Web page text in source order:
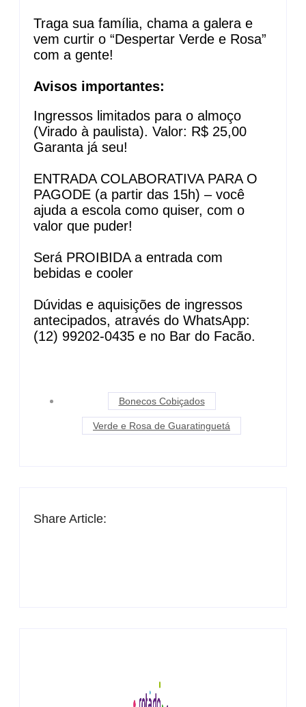
Traga sua família, chama a galera e
vem curtir o “Despertar Verde e Rosa”
com a gente!
Avisos importantes:
Ingressos limitados para o almoço
(Virado à paulista). Valor: R$ 25,00
Garanta já seu!
ENTRADA COLABORATIVA PARA O
PAGODE (a partir das 15h) – você
ajuda a escola como quiser, com o
valor que puder!
Será PROIBIDA a entrada com
bebidas e cooler
Dúvidas e aquisições de ingressos
antecipados, através do WhatsApp:
(12) 99202-0435 e no Bar do Facão.
Bonecos Cobiçados
Verde e Rosa de Guaratinguetá
Share Article: